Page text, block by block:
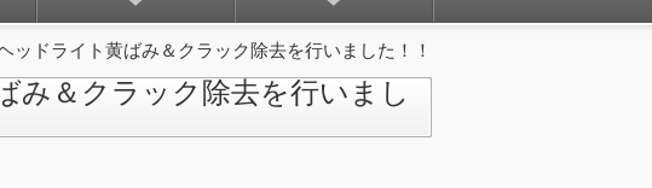
ッドライト黄ばみ＆クラック除去を行いました！！
み＆クラック除去を行いまし